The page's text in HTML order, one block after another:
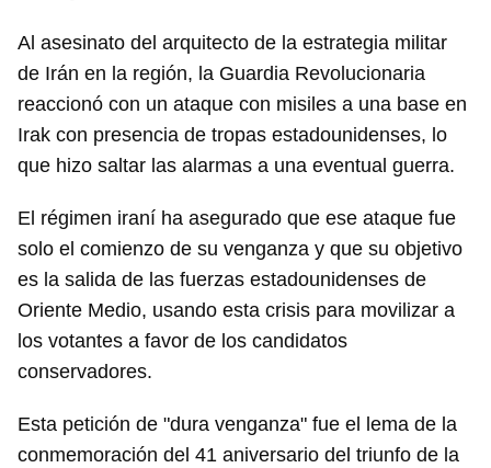
Al asesinato del arquitecto de la estrategia militar
de Irán en la región, la Guardia Revolucionaria
reaccionó con un ataque con misiles a una base en
Irak con presencia de tropas estadounidenses, lo
que hizo saltar las alarmas a una eventual guerra.
El régimen iraní ha asegurado que ese ataque fue
solo el comienzo de su venganza y que su objetivo
es la salida de las fuerzas estadounidenses de
Oriente Medio, usando esta crisis para movilizar a
los votantes a favor de los candidatos
conservadores.
Esta petición de "dura venganza" fue el lema de la
conmemoración del 41 aniversario del triunfo de la